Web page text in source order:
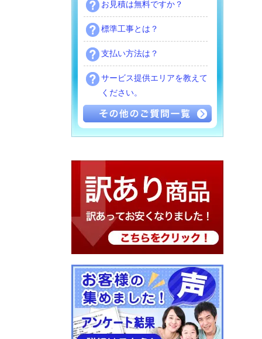
お見積は無料ですか？
標準工事とは？
支払い方法は？
サービス提供エリアを教えて
ください。